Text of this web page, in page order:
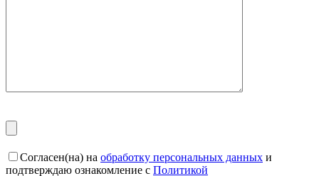
Согласен(на) на обработку персональных данных и
подтверждаю ознакомление с Политикой